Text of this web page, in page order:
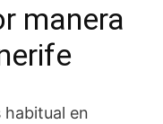
manera
habitual en